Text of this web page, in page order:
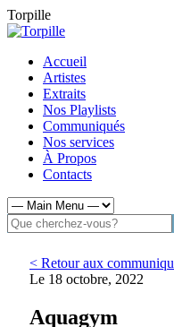
Torpille
Accueil
Artistes
Extraits
Nos Playlists
Communiqués
Nos services
À Propos
Contacts
< Retour aux
Le 18 octobre, 2022
Aquagym